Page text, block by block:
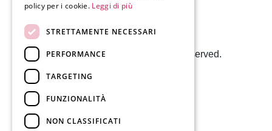
© 2024 Visit Kranj, All Rights Reserved.
policy per i cookie. Leggi di più
STRETTAMENTE NECESSARI
PERFORMANCE
TARGETING
FUNZIONALITÀ
NON CLASSIFICATI